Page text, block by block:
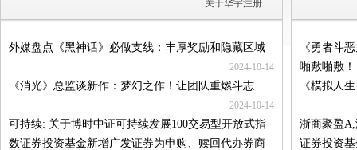
关于华宇注册
外媒盘点《黑神话》必做支线：丰厚奖励和隐藏区域
2024-10-14
《消光》总监谈新作：梦幻之作！让团队重燃斗志
2024-10-14
可持续: 关于博时中证可持续发展100交易型开放式指
数证券投资基金新增广发证券为申购、赎回代办券商
《勇者斗
啪敷啪敷！
《模拟人
浙商聚盈
证券投资